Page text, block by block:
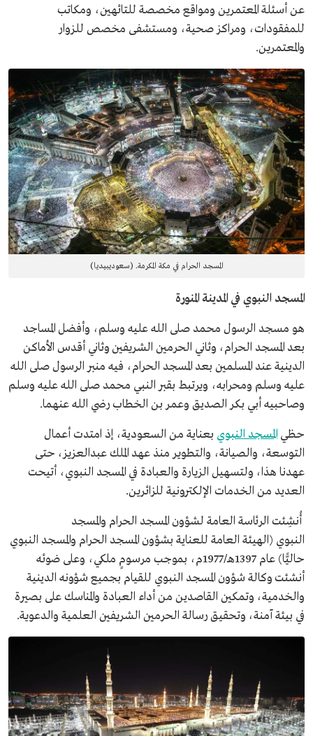
عن أسئلة المعتمرين ومواقع مخصصة للتائهين، ومكاتب
للمفقودات، ومراكز صحية، ومستشفى مخصص للزوار
والمعتمرين.
المسجد الحرام في مكة المكرمة. (سعوديبيديا)
المسجد النبوي في المدينة المنورة
هو مسجد الرسول محمد صلى الله عليه وسلم، وأفضل المساجد
بعد المسجد الحرام، وثاني الحرمين الشريفين وثاني أقدس الأماكن
الدينية عند المسلمين بعد المسجد الحرام، فيه منبر الرسول صلى الله
عليه وسلم ومحرابه، ويرتبط بقبر النبي محمد صلى الله عليه وسلم
وصاحبيه أبي بكر الصديق وعمر بن الخطاب رضي الله عنهما.
حظي المسجد النبوي بعناية من السعودية، إذ امتدت أعمال
التوسعة، والصيانة، والتطوير منذ عهد الملك عبدالعزيز، حتى
عهدنا هذا، ولتسهيل الزيارة والعبادة في المسجد النبوي، أتيحت
العديد من الخدمات الإلكترونية للزائرين.
أُنشِئت الرئاسة العامة لشؤون المسجد الحرام والمسجد
النبوي (الهيئة العامة للعناية بشؤون المسجد الحرام والمسجد النبوي
حاليًّا) عام 1397هـ/1977م، بموجب مرسومٍ ملكي، وعلى ضوئه
أنشئت وكالة شؤون المسجد النبوي للقيام بجميع شؤونه الدينية
والخدمية، وتمكين القاصدين من أداء العبادة والمناسك على بصيرة
في بيئة آمنة، وتحقيق رسالة الحرمين الشريفين العلمية والدعوية.